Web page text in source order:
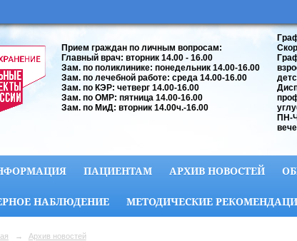
Прием граждан по личным вопросам:
Главный врач: вторник 14.00 - 16.00
Зам. по поликлинике: понедельник 14.00-16.00
Зам. по лечебной работе: среда 14.00-16.00
Зам. по КЭР: четверг 14.00-16.00
Зам. по ОМР: пятница 14.00-16.00
Зам. по МиД: вторник 14.00ч.-16.00
ПН-
ПАЦИЕНТАМ АРХИВ НОВОСТЕЙ
НАБЛЮДЕНИЕ МЕТОДИЧЕСКИЕ
→ Архив новостей